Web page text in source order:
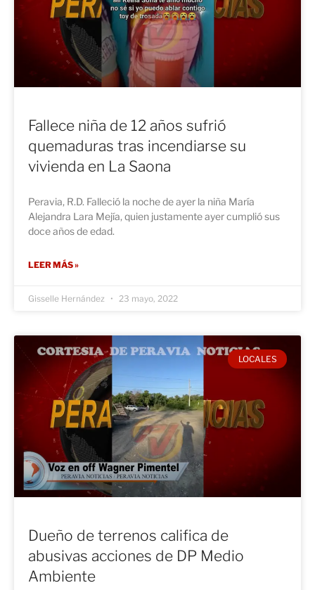
Fallece niña de 12 años sufrió
quemaduras tras incendiarse su
vivienda en La Saona
Peravia, R.D. Falleció la noche de ayer la niña María
Alejandra Lara Mejía, quien justamente ayer cumplió sus
doce años de edad.
LEER MÁS »
Gisselle Hernández 23 mayo, 2022
LOCALES
Dueño de terrenos califica de
abusivas acciones de DP Medio
Ambiente